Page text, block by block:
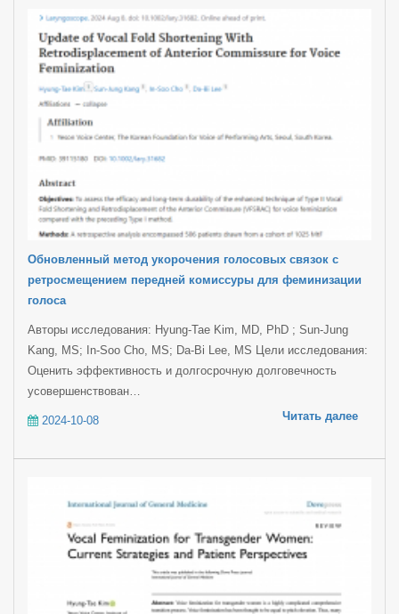
Обновленный метод укорочения голосовых связок с
ретросмещением передней комиссуры для феминизации
голоса
Авторы исследования: Hyung-Tae Kim, MD, PhD ; Sun-Jung
Kang, MS; In-Soo Cho, MS; Da-Bi Lee, MS Цели исследования:
Оценить эффективность и долгосрочную долговечность
усовершенствован…
2024-10-08 Читать далее